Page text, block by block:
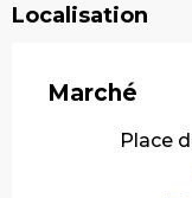
Localisation
Marché
Place